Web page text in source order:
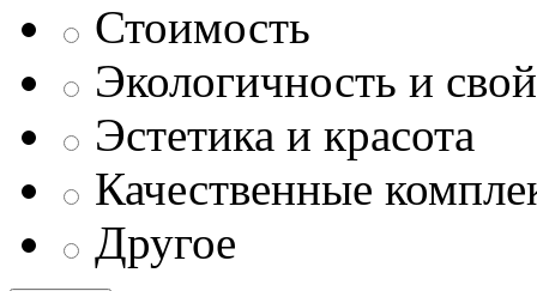
Стоимость
Экологичность и
Эстетика и красота
Качественные
Другое